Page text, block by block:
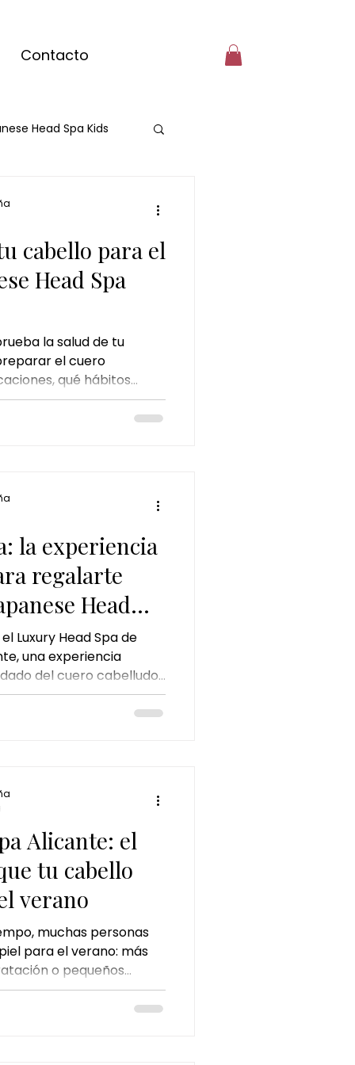
Contacto
Head Spa Kids
matcha
jengibre
cabello para el
Head Spa
la salud de tu
el cuero
qué hábitos
y por qué un Head
para mantener un
la experiencia
regalarte
Head
Luxury Head Spa de
una experiencia
del cuero cabelludo,
Conoce sus beneficios,
recomendado y por qué
Alicante: el
tu cabello
verano
muchas personas
para el verano: más
o pequeños
personal. Sin
pasa